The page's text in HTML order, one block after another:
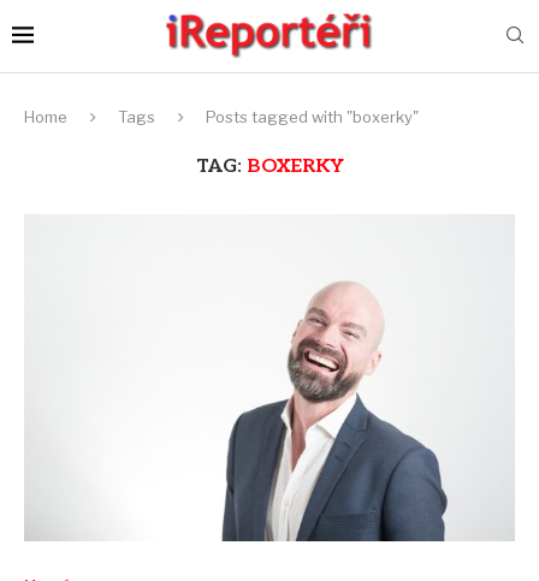
Home Tags Posts tagged with "boxerky"
TAG: BOXERKY